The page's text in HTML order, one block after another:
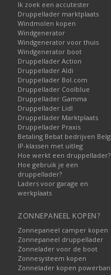
Ik zoek een accutester
Druppellader marktplaats
Windmolen kopen
Windgenerator
Windgenerator voor thuis
Windgenerator boot
Druppellader Action
Druppellader Aldi
Druppellader Bol.com
Druppellader Coolblue
Druppellader Gamma
Druppellader Lidl
Druppellader Marktplaats
Druppellader Praxis
Betaling Bebat bedrijven
IP-klassen met uitleg
Hoe werkt een druppellader?
Hoe gebruik je een
druppellader?
Laders voor garage en
werkplaats
ZONNEPANEEL KOPEN?
Zonnepaneel camper kopen
Zonnepaneel druppellader
Zonnelader voor de boot
Zonnesysteem kopen
Zonnelader kopen